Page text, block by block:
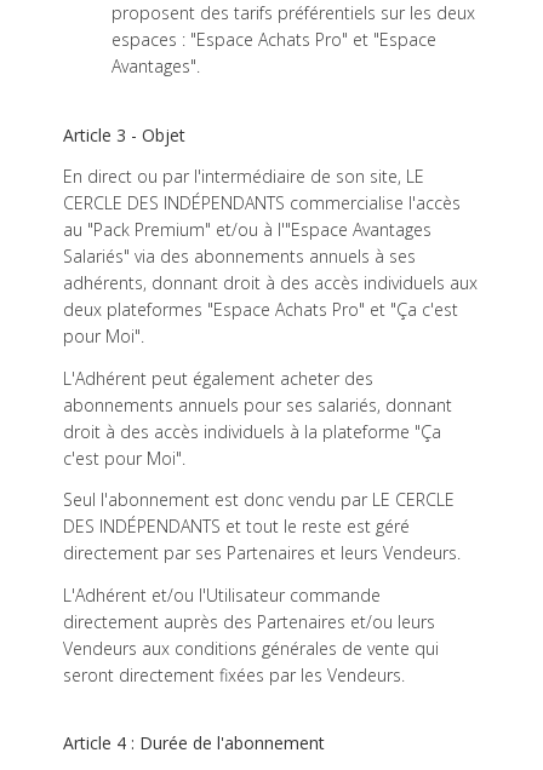
proposent des tarifs préférentiels sur les deux
espaces : "Espace Achats Pro" et "Espace
Avantages".
Article 3 - Objet
En direct ou par l'intermédiaire de son site, LE
CERCLE DES INDÉPENDANTS commercialise l'accès
au "Pack Premium" et/ou à l'"Espace Avantages
Salariés" via des abonnements annuels à ses
adhérents, donnant droit à des accès individuels aux
deux plateformes "Espace Achats Pro" et "Ça c'est
pour Moi".
L'Adhérent peut également acheter des
abonnements annuels pour ses salariés, donnant
droit à des accès individuels à la plateforme "Ça
c'est pour Moi".
Seul l'abonnement est donc vendu par LE CERCLE
DES INDÉPENDANTS et tout le reste est géré
directement par ses Partenaires et leurs Vendeurs.
L'Adhérent et/ou l'Utilisateur commande
directement auprès des Partenaires et/ou leurs
Vendeurs aux conditions générales de vente qui
seront directement fixées par les Vendeurs.
Article 4 : Durée de l'abonnement